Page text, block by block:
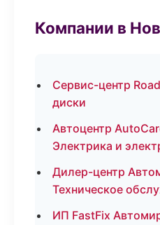
Компании в
Сервис-центр
диски
Автоцентр
Электрика и
Дилер-центр
Техническое
ИП FastFix